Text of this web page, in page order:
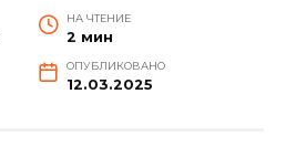
НА ЧТЕНИЕ
2 мин
ОПУБЛИКОВАНО
12.03.2025